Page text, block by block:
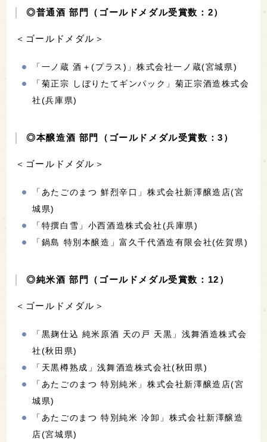
◎普通酒 部門（ゴールドメダル受賞数：2）
＜ゴールドメダル＞
「一ノ蔵 酒＋(プラス)」株式会社一ノ蔵(宮城県)
「菊正宗 しぼりたてギンパック」菊正宗酒造株式会
社(兵庫県)
◎本醸造酒 部門（ゴールドメダル受賞数：3）
＜ゴールドメダル＞
「あたごのまつ 鮮烈辛口」株式会社新澤醸造店(宮
城県)
「特撰白雪」小西酒造株式会社(兵庫県)
「鍋島 特別本醸造」富久千代酒造有限会社(佐賀県)
◎純米酒 部門（ゴールドメダル受賞数：12）
＜ゴールドメダル＞
「黒麹仕込 純米原酒 天の戸 天黒」浅舞酒造株式会
社(秋田県)
「天黒樽熟成」浅舞酒造株式会社(秋田県)
「あたごのまつ 特別純米」株式会社新澤醸造店(宮
城県)
「あたごのまつ 特別純米 冷卸」株式会社新澤醸造
店(宮城県)